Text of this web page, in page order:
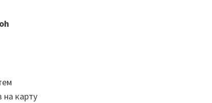
карту